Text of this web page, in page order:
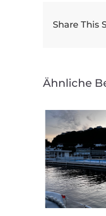
Share This
Ähnliche